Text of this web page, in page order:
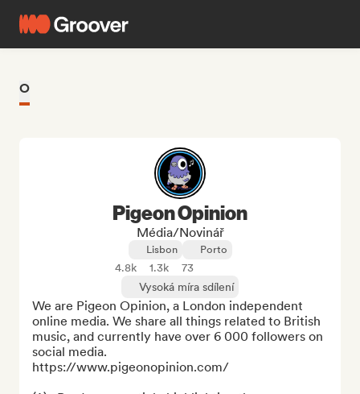
O
Pigeon Opinion
Média/novinář
Lisbon Porto
4.8k 1.3k
73
Vysoká míra sdílení
We are Pigeon Opinion, a London independent
online media. We share all things related to British
music, and currently have over 6 000 followers on
social media.
https://www.pigeonopinion.com/